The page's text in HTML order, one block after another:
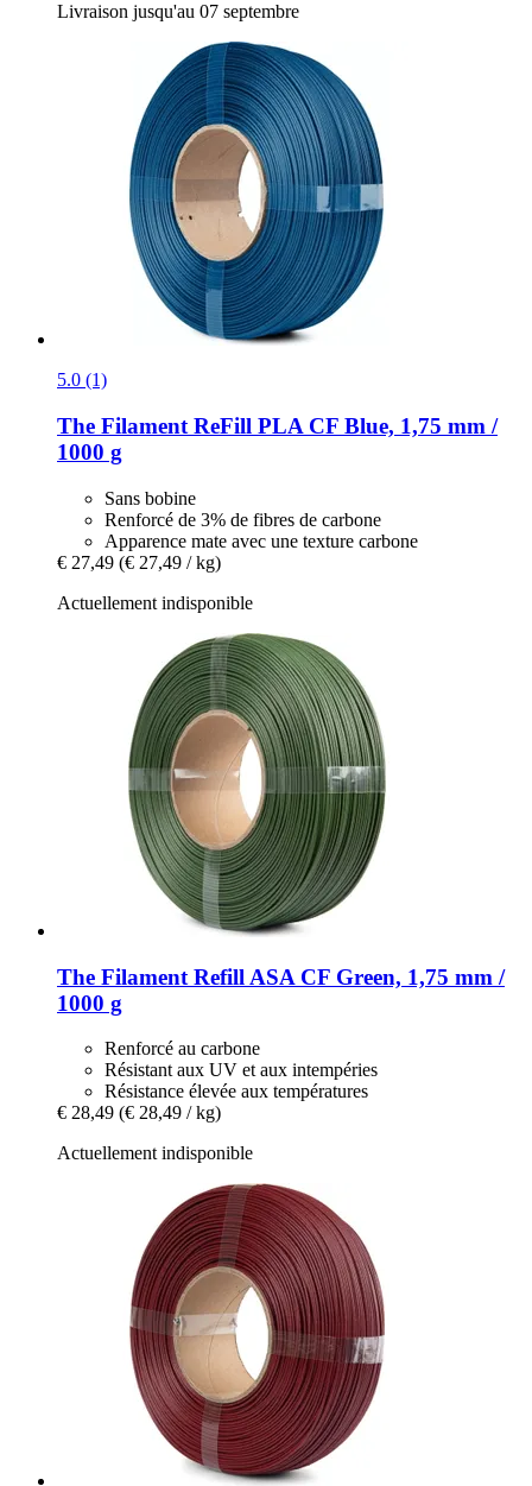
Livraison jusqu'au 07 septembre
5.0 (1)
The Filament ReFill PLA CF Blue, 1,75 mm /
1000 g
Sans bobine
Renforcé de 3% de fibres de carbone
Apparence mate avec une texture carbone
€ 27,49 (€ 27,49 / kg)
Actuellement indisponible
The Filament Refill ASA CF Green, 1,75 mm /
1000 g
Renforcé au carbone
Résistant aux UV et aux intempéries
Résistance élevée aux températures
€ 28,49 (€ 28,49 / kg)
Actuellement indisponible